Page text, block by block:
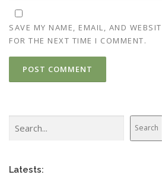
SAVE MY NAME, EMAIL, AND
FOR THE NEXT TIME I COMMENT.
Search
Latests: